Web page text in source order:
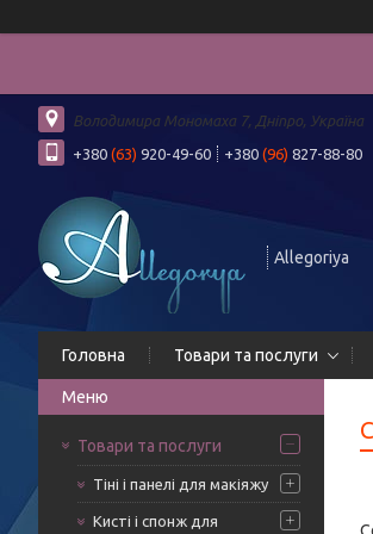
Володимира Мономаха 7, Дніпро, Україна
+380 (63) 920-49-60 +380 (96) 827-88-80
Allegoriya
Головна Товари та послуги
Товари та послуги
Тіні і панелі для макіяжу
Кисті і спонж для